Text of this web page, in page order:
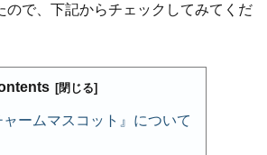
ので、下記からチェックしてみてくだ
ャームマスコット』について